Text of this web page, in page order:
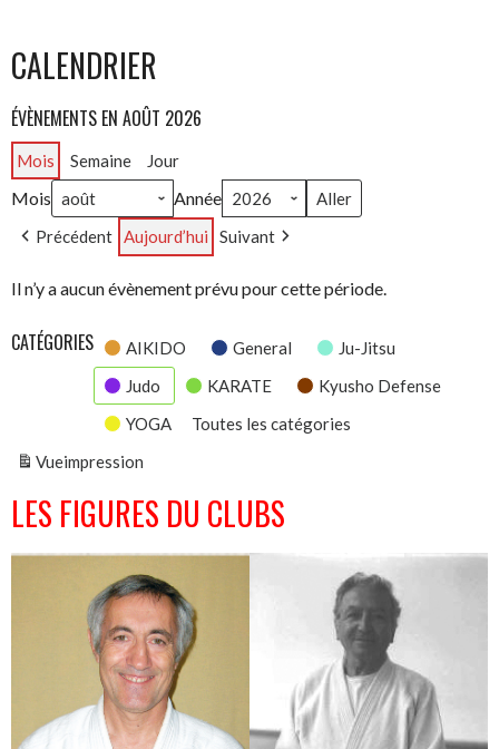
CALENDRIER
ÉVÈNEMENTS EN AOÛT 2026
Mois Semaine Jour
Mois Année
Précédent Aujourd’hui Suivant
Il n’y a aucun évènement prévu pour cette période.
CATÉGORIES AIKIDO General
Ju-Jitsu
Judo
KARATE
Kyusho Defense
YOGA
Toutes les catégories
Vueimpression
LES FIGURES DU CLUBS